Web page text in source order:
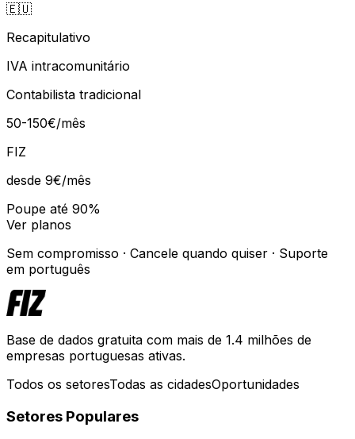
🇪🇺
Recapitulativo
IVA intracomunitário
Contabilista tradicional
50-150€/mês
FIZ
desde 9€/mês
Poupe até 90%
Ver planos
Sem compromisso · Cancele quando quiser · Suporte
em português
Base de dados gratuita com mais de 1.4 milhões de
empresas portuguesas ativas.
Todos os setoresTodas as cidadesOportunidades
Setores Populares